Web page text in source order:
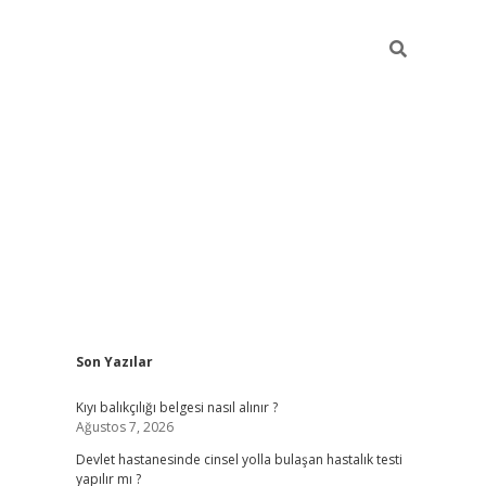
Sidebar
Son Yazılar
Kıyı balıkçılığı belgesi nasıl alınır ?
Ağustos 7, 2026
Devlet hastanesinde cinsel yolla bulaşan hastalık testi
yapılır mı ?